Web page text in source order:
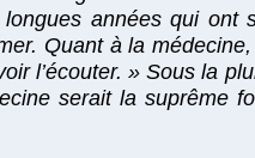
années qui ont
Quant à la
l’écouter. » Sous la
serait la suprême